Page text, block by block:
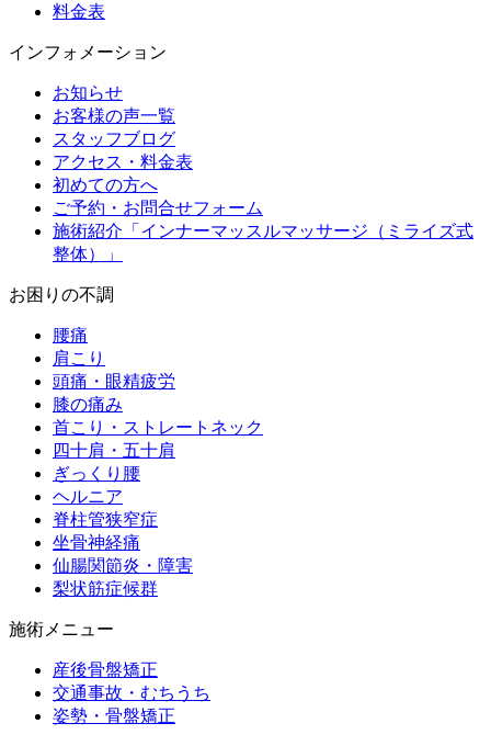
料金表
インフォメーション
お知らせ
お客様の声一覧
スタッフブログ
アクセス・料金表
初めての方へ
ご予約・お問合せフォーム
施術紹介「インナーマッスルマッサージ（ミライズ式
整体）」
お困りの不調
腰痛
肩こり
頭痛・眼精疲労
膝の痛み
首こり・ストレートネック
四十肩・五十肩
ぎっくり腰
ヘルニア
脊柱管狭窄症
坐骨神経痛
仙腸関節炎・障害
梨状筋症候群
施術メニュー
産後骨盤矯正
交通事故・むちうち
姿勢・骨盤矯正